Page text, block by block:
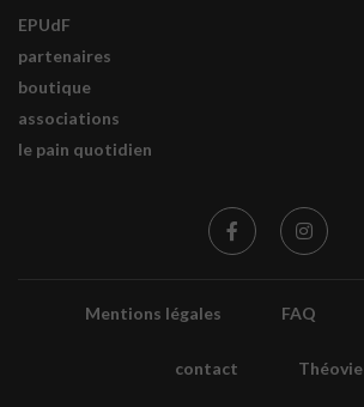
EPUdF
partenaires
boutique
associations
le pain quotidien
Mentions légales FAQ
contact Théovie